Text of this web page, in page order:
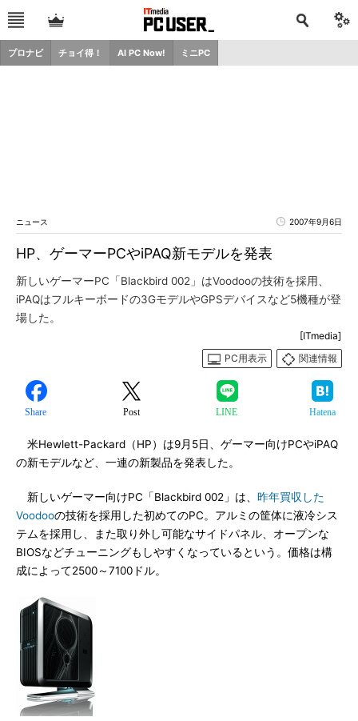
プロナビ チョイ得！ AI PC Now! ミニPC
ニュース 2007年9月6日
HP、ゲーマーPCやiPAQ新モデルを発表
新しいゲーマーPC「Blackbird 002」はVoodooの技術を採用、
iPAQはフルキーボードの3GモデルやGPSデバイスなど5機種が登
場した。
[ITmedia]
PC用表示
関連情報
Share Post LINE Hatena
米Hewlett-Packard（HP）は9月5日、ゲーマー向けPCやiPAQ
の新モデルなど、一連の新製品を発表した。
新しいゲーマー向けPC「Blackbird 002」は、 昨年買収した
Voodooの技術を採用した初めてのPC。アルミの筐体に液冷シス
テムを採用し、また取り外し可能なサイドパネル、オープンな
BIOSなどチューニングもしやすくなっているという。価格は構
成によって2500～7100ドル。